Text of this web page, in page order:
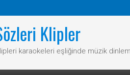
Klipler
karaokeleri eşliğinde müzik